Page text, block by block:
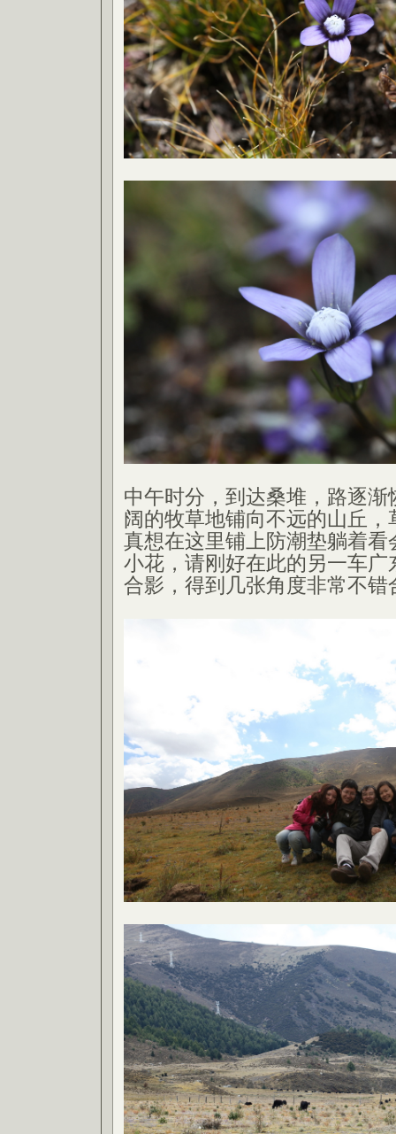
中午时分，到达桑堆，路逐
阔的牧草地铺向不远的山丘
真想在这里铺上防潮垫躺着看
小花，请刚好在此的另一车广
合影，得到几张角度非常不错